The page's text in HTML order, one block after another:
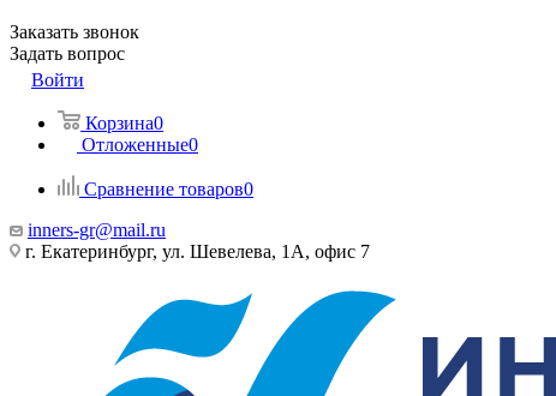
Заказать звонок
Задать вопрос
Войти
Корзина0
Отложенные0
Сравнение товаров0
inners-gr@mail.ru
г. Екатеринбург, ул. Шевелева, 1А, офис 7